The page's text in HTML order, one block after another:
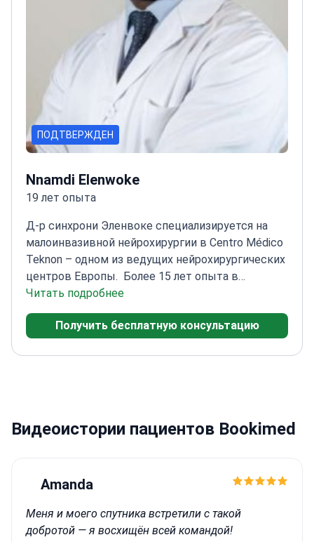
ПОДТВЕРЖДЕН
Nnamdi Elenwoke
19 лет опыта
Д-р синхрони Эленвоке специализируется на
малоинвазивной нейрохирургии в Centro Médico
Teknon – одном из ведущих нейрохирургических
центров Европы. Более 15 лет опыта в
функциональной нейрохирургии
основания черепа в Университете ЭмориФокус
сохранением неврологических функцийЧлен
Читать подробнее
Получить бесплатную консультацию
Видеоистории пациентов Bookimed
Amanda
Меня и моего спутника встретили с такой
добротой — я восхищён всей командой!